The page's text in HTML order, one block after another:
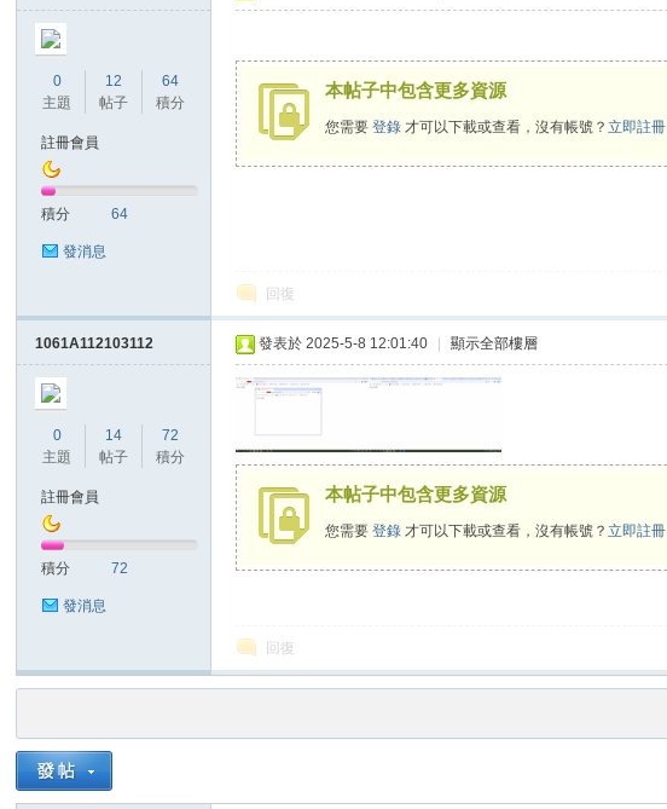
0
主題
12
帖子
64
積分
註冊會員
積分 64
發消息
本帖子中包含更多資源
您需要登錄 才可以下載或查看，沒有帳號？立即註冊
回復
1061A112103112
0
主題
14
帖子
72
積分
註冊會員
積分 72
發消息
發表於 2025-5-8 12:01:40 顯示全部樓層
本帖子中包含更多資源
您需要登錄 才可以下載或查看，沒有帳號？立即註冊
回復